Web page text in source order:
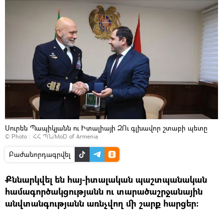
Սուրեն Պապիկյանն ու Իտալիայի ԶՈւ գլխավոր շտաբի պետը
© Photo : ՀՀ ՊՆ/MoD of Armenia
Բաժանորդագրվել
Քննարկվել են հայ-իտալական պաշտպանական
համագործակցությանն ու տարածաշրջանային
անվտանգությանն առնչվող մի շարք հարցեր։